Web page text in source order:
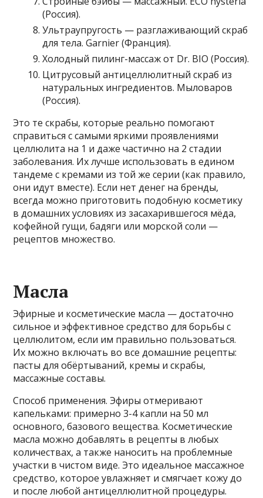
(Россия).
Ультраупругость — разглаживающий скраб
для тела. Garnier (Франция).
Холодный пилинг-массаж от Dr. BIO (Россия).
Цитрусовый антицеллюлитный скраб из
натуральных ингредиентов. Мыловаров
(Россия).
Это те скрабы, которые реально помогают
справиться с самыми яркими проявлениями
целлюлита на 1 и даже частично на 2 стадии
заболевания. Их лучше использовать в едином
тандеме с кремами из той же серии (как правило,
они идут вместе). Если нет денег на бренды,
всегда можно приготовить подобную косметику
в домашних условиях из засахарившегося мёда,
кофейной гущи, бадяги или морской соли —
рецептов множество.
Масла
Эфирные и косметические масла — достаточно
сильное и эффективное средство для борьбы с
целлюлитом, если им правильно пользоваться.
Их можно включать во все домашние рецепты:
пасты для обёртываний, кремы и скрабы,
массажные составы.
Способ применения. Эфиры отмеривают
капельками: примерно 3-4 капли на 50 мл
основного, базового вещества. Косметические
масла можно добавлять в рецепты в любых
количествах, а также наносить на проблемные
участки в чистом виде. Это идеальное массажное
средство, которое увлажняет и смягчает кожу до
и после любой антицеллюлитной процедуры.